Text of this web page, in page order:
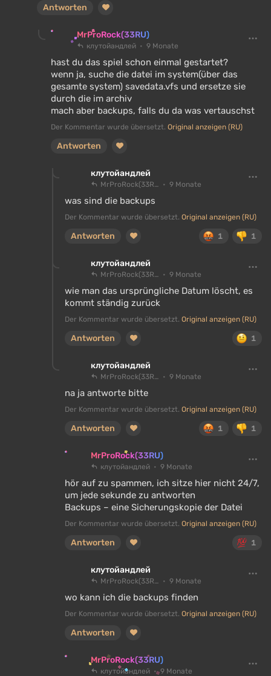
Antworten
MrProRock(33RU)
клутойандлей 9 Monate
hast du das spiel schon einmal gestartet?
wenn ja, suche die datei im system(über das
gesamte system) savedata.vfs und ersetze sie
durch die im archiv
mach aber backups, falls du da was vertauschst
Der Kommentar wurde übersetzt. Original anzeigen (RU)
Antworten
клутойандлей
MrProRock(33RU) 9 Monate
was sind die backups
Der Kommentar wurde übersetzt. Original anzeigen (RU)
1 1
Antworten
клутойандлей
MrProRock(33RU) 9 Monate
wie man das ursprüngliche Datum löscht, es
kommt ständig zurück
Der Kommentar wurde übersetzt. Original anzeigen (RU)
1
Antworten
клутойандлей
MrProRock(33RU) 9 Monate
na ja antworte bitte
Der Kommentar wurde übersetzt. Original anzeigen (RU)
1 1
Antworten
MrProRock(33RU)
клутойандлей 9 Monate
hör auf zu spammen, ich sitze hier nicht 24/7,
um jede sekunde zu antworten
Backups – eine Sicherungskopie der Datei
Der Kommentar wurde übersetzt. Original anzeigen (RU)
1
Antworten
клутойандлей
MrProRock(33RU) 9 Monate
wo kann ich die backups finden
Der Kommentar wurde übersetzt. Original anzeigen (RU)
Antworten
MrProRock(33RU)
клутойандлей 9 Monate